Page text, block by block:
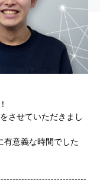
させていただきまし
有意義な時間でした